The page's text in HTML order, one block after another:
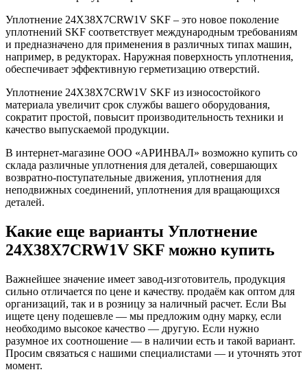
Уплотнение 24X38X7CRW1V SKF – это новое поколение
уплотнений SKF соответствует международным требованиям
и предназначено для применения в различных типах машин,
например, в редукторах. Наружная поверхность уплотнения,
обеспечивает эффективную герметизацию отверстий.
Уплотнение 24X38X7CRW1V SKF из износостойкого
материала увеличит срок службы вашего оборудования,
сократит простой, повысит производительность техники и
качество выпускаемой продукции.
В интернет-магазине ООО «АРИНВАЛ» возможно купить со
склада различные уплотнения для деталей, совершающих
возвратно-поступательные движения, уплотнения для
неподвижных соединений, уплотнения для вращающихся
деталей.
Какие еще варианты Уплотнение
24X38X7CRW1V SKF можно купить
Важнейшее значение имеет завод-изготовитель, продукция
сильно отличается по цене и качеству. продаём как оптом для
организаций, так и в розницу за наличный расчет. Если Вы
ищете цену подешевле — мы предложим одну марку, если
необходимо высокое качество — другую. Если нужно
разумное их соотношение — в наличии есть и такой вариант.
Просим связаться с нашими специалистами — и уточнять этот
момент.